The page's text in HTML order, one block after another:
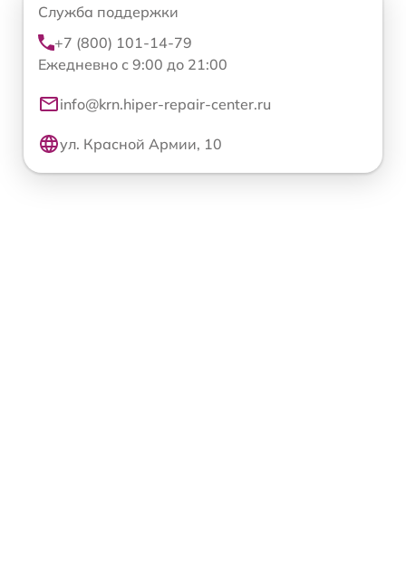
Служба поддержки
+7 (800) 101-14-79
Ежедневно с 9:00 до 21:00
info@krn.hiper-repair-center.ru
ул. Красной Армии, 10